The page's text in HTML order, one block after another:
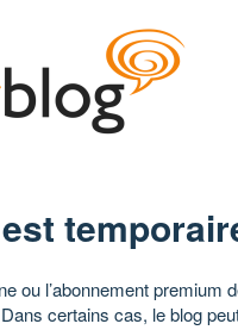
ou l’abonnement premium
certains cas, le blog